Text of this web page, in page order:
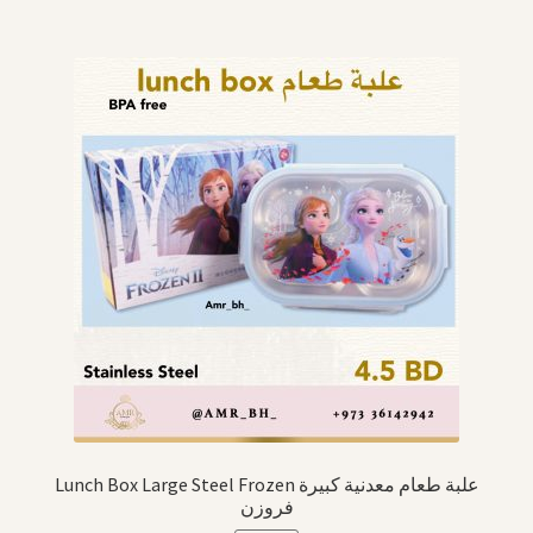
Lunch Box Large Steel Frozen علبة طعام معدنية كبيرة
فروزن